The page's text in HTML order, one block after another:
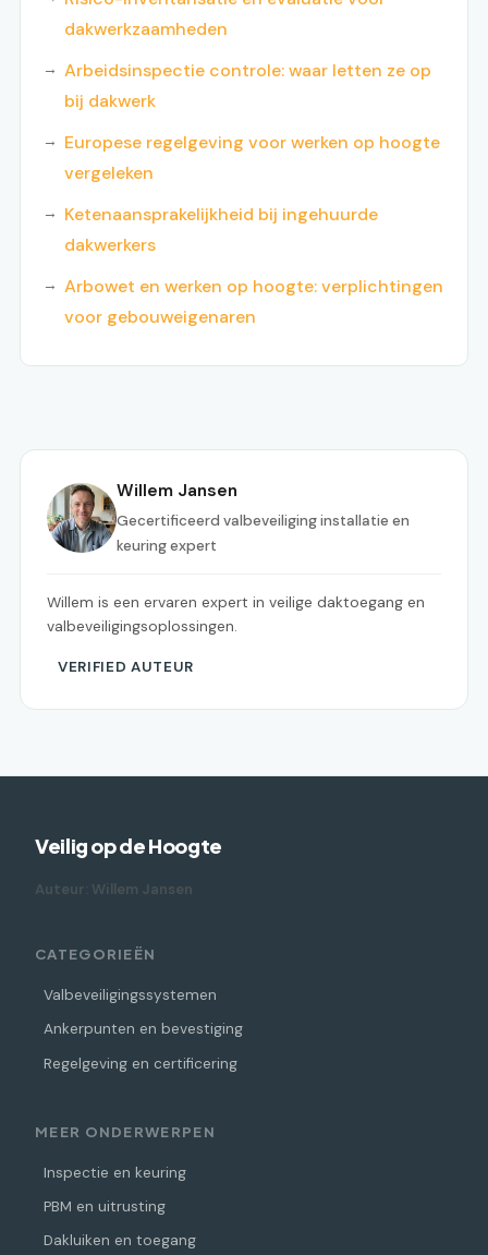
dakwerkzaamheden
Arbeidsinspectie controle: waar letten ze op
bij dakwerk
Europese regelgeving voor werken op hoogte
vergeleken
Ketenaansprakelijkheid bij ingehuurde
dakwerkers
Arbowet en werken op hoogte: verplichtingen
voor gebouweigenaren
Willem Jansen
Gecertificeerd valbeveiliging installatie en
keuring expert
Willem is een ervaren expert in veilige daktoegang en
valbeveiligingsoplossingen.
VERIFIED AUTEUR
Veilig op de Hoogte
Auteur: Willem Jansen
CATEGORIEËN
Valbeveiligingssystemen
Ankerpunten en bevestiging
Regelgeving en certificering
MEER ONDERWERPEN
Inspectie en keuring
PBM en uitrusting
Dakluiken en toegang